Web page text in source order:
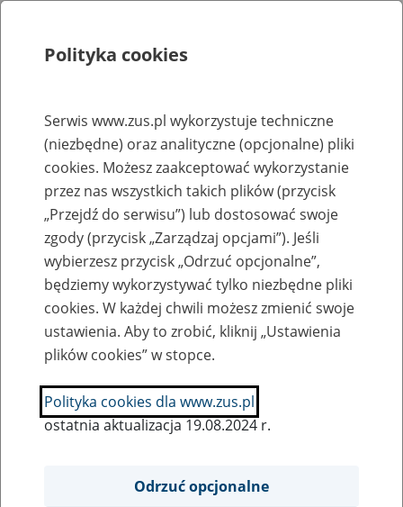
Rejestry, ewidencje i archiwa
Baza zlikwidowanych lub
przekształconych zakładów pracy
Nazwa zakładu pracy:
SZUKAJ
Polityka cookies
Serwis www.zus.pl wykorzystuje techniczne
(niezbędne) oraz analityczne (opcjonalne) pliki
cookies. Możesz zaakceptować wykorzystanie
przez nas wszystkich takich plików (przycisk
„Przejdź do serwisu”) lub dostosować swoje
zgody (przycisk „Zarządzaj opcjami”). Jeśli
wybierzesz przycisk „Odrzuć opcjonalne”,
będziemy wykorzystywać tylko niezbędne pliki
cookies. W każdej chwili możesz zmienić swoje
ustawienia. Aby to zrobić, kliknij „Ustawienia
plików cookies” w stopce.
Polityka cookies dla www.zus.pl
ostatnia aktualizacja 19.08.2024 r.
Odrzuć opcjonalne